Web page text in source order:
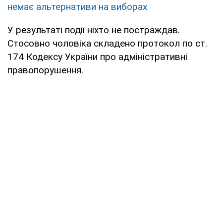
немає альтернативи на виборах
У результаті події ніхто не постраждав.
Стосовно чоловіка складено протокол по ст.
174 Кодексу України про адміністративні
правопорушення.